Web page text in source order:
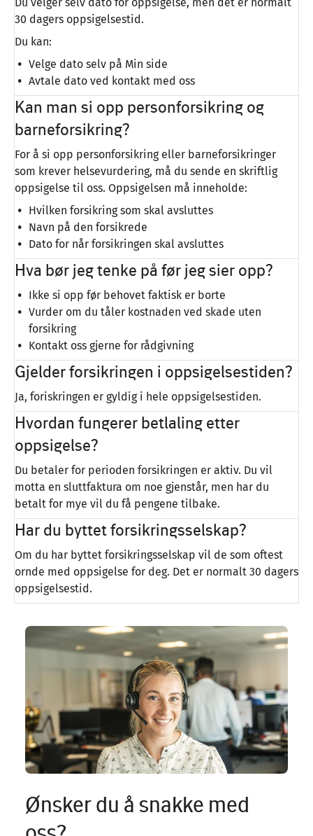
30 dagers oppsigelsestid.
Du kan:
Velge dato selv på Min side
Avtale dato ved kontakt med oss
Kan man si opp personforsikring og
barneforsikring?
For å si opp personforsikring eller barneforsikringer
som krever helsevurdering, må du sende en skriftlig
oppsigelse til oss. Oppsigelsen må inneholde:
Hvilken forsikring som skal avsluttes
Navn på den forsikrede
Dato for når forsikringen skal avsluttes
Hva bør jeg tenke på før jeg sier opp?
Ikke si opp før behovet faktisk er borte
Vurder om du tåler kostnaden ved skade uten
forsikring
Kontakt oss gjerne for rådgivning
Gjelder forsikringen i oppsigelsestiden?
Ja, foriskringen er gyldig i hele oppsigelsestiden.
Hvordan fungerer betlaling etter
oppsigelse?
Du betaler for perioden forsikringen er aktiv. Du vil
motta en sluttfaktura om noe gjenstår, men har du
betalt for mye vil du få pengene tilbake.
Har du byttet forsikringsselskap?
Om du har byttet forsikringsselskap vil de som oftest
ornde med oppsigelse for deg. Det er normalt 30 dagers
oppsigelsestid.
Image
Ønsker du å snakke med